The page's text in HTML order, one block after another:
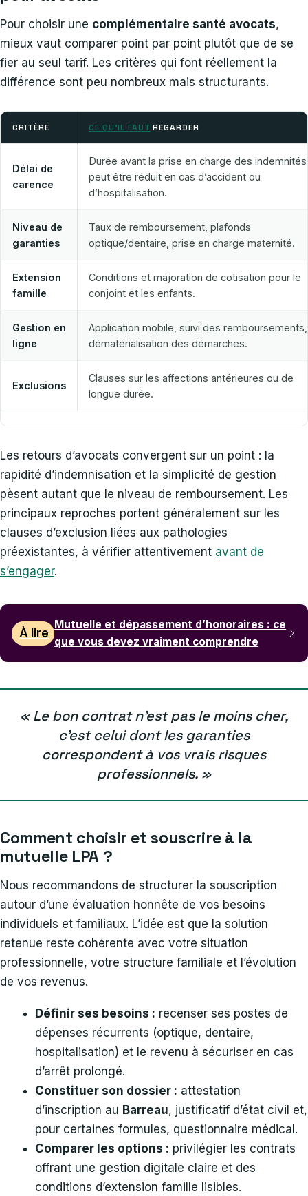
Pour choisir une complémentaire santé avocats,
mieux vaut comparer point par point plutôt que de se
fier au seul tarif. Les critères qui font réellement la
différence sont peu nombreux mais structurants.
CRITÈRE CE QU’IL FAUT REGARDER
Délai de
carence
Durée avant la prise en charge des indemnités
peut être réduit en cas d’accident ou
d’hospitalisation.
Niveau de
garanties
Taux de remboursement, plafonds
optique/dentaire, prise en charge maternité.
Extension
famille
Conditions et majoration de cotisation pour le
conjoint et les enfants.
Gestion en
ligne
Application mobile, suivi des remboursements,
dématérialisation des démarches.
Exclusions
Clauses sur les affections antérieures ou de
longue durée.
Les retours d’avocats convergent sur un point : la
rapidité d’indemnisation et la simplicité de gestion
pèsent autant que le niveau de remboursement. Les
principaux reproches portent généralement sur les
clauses d’exclusion liées aux pathologies
préexistantes, à vérifier attentivement avant de
s’engager.
À lire
Mutuelle et dépassement d’honoraires : ce
que vous devez vraiment comprendre
« Le bon contrat n’est pas le moins cher,
c’est celui dont les garanties
correspondent à vos vrais risques
professionnels. »
Comment choisir et souscrire à la
mutuelle LPA ?
Nous recommandons de structurer la souscription
autour d’une évaluation honnête de vos besoins
individuels et familiaux. L’idée est que la solution
retenue reste cohérente avec votre situation
professionnelle, votre structure familiale et l’évolution
de vos revenus.
Définir ses besoins : recenser ses postes de
dépenses récurrents (optique, dentaire,
hospitalisation) et le revenu à sécuriser en cas
d’arrêt prolongé.
Constituer son dossier : attestation
d’inscription au Barreau, justificatif d’état civil et,
pour certaines formules, questionnaire médical.
Comparer les options : privilégier les contrats
offrant une gestion digitale claire et des
conditions d’extension famille lisibles.